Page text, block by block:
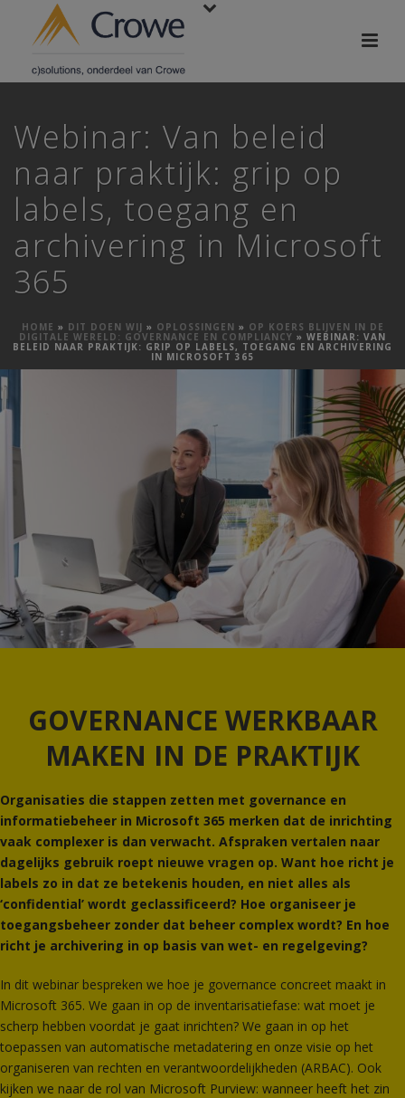
Webinar: Van beleid
naar praktijk: grip op
labels, toegang en
archivering in Microsoft
365
HOME » DIT DOEN WIJ » OPLOSSINGEN » OP KOERS BLIJVEN IN DE
DIGITALE WERELD: GOVERNANCE EN COMPLIANCY » WEBINAR: VAN
BELEID NAAR PRAKTIJK: GRIP OP LABELS, TOEGANG EN ARCHIVERING
IN MICROSOFT 365
GOVERNANCE WERKBAAR
MAKEN IN DE PRAKTIJK
Organisaties die stappen zetten met governance en
informatiebeheer in Microsoft 365 merken dat de inrichting
vaak complexer is dan verwacht. Afspraken vertalen naar
dagelijks gebruik roept nieuwe vragen op. Want hoe richt je
labels zo in dat ze betekenis houden, en niet alles als
‘confidential’ wordt geclassificeerd? Hoe organiseer je
toegangsbeheer zonder dat beheer complex wordt? En hoe
richt je archivering in op basis van wet- en regelgeving?
In dit webinar bespreken we hoe je governance concreet maakt in
Microsoft 365. We gaan in op de inventarisatiefase: wat moet je
scherp hebben voordat je gaat inrichten? We gaan in op het
toepassen van automatische metadatering en onze visie op het
organiseren van rechten en verantwoordelijkheden (ARBAC). Ook
kijken we naar de rol van Microsoft Purview: wanneer heeft het zin